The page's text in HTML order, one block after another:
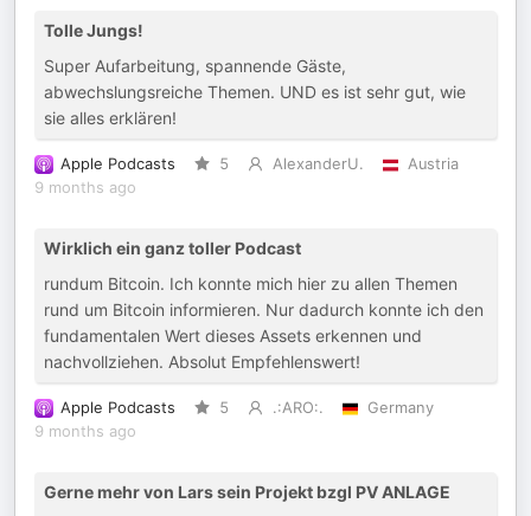
Tolle Jungs!
Super Aufarbeitung, spannende Gäste,
abwechslungsreiche Themen. UND es ist sehr gut, wie
sie alles erklären!
Apple Podcasts 5 AlexanderU.
Austria
9 months ago
Wirklich ein ganz toller Podcast
rundum Bitcoin. Ich konnte mich hier zu allen Themen
rund um Bitcoin informieren. Nur dadurch konnte ich den
fundamentalen Wert dieses Assets erkennen und
nachvollziehen. Absolut Empfehlenswert!
Apple Podcasts 5 .:ARO:.
Germany
9 months ago
Gerne mehr von Lars sein Projekt bzgl PV ANLAGE